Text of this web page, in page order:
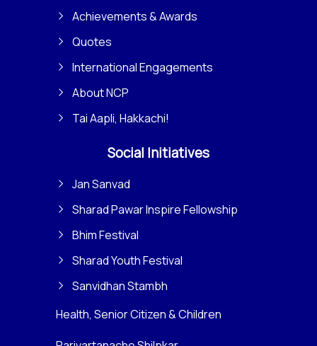
Achievements & Awards
Quotes
International Engagements
About NCP
Tai Aapli, Hakkachi!
Social Initiatives
Jan Sanvad
Sharad Pawar Inspire Fellowship
Bhim Festival
Sharad Youth Festival
Sanvidhan Stambh
Health, Senior Citizen & Children